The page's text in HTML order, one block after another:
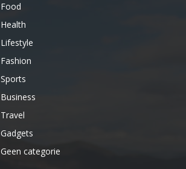
Food
Health
Lifestyle
Fashion
Sports
Business
Travel
Gadgets
Geen categorie